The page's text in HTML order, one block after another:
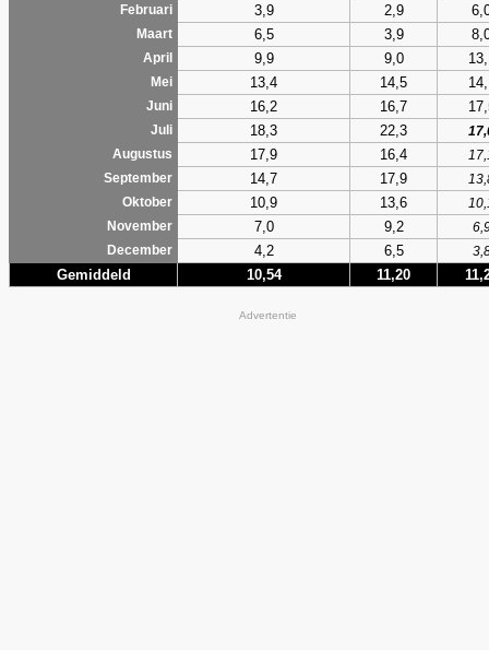
Februari 3,9 2,9
Maart 6,5 3,9
April 9,9 9,0
Mei 13,4 14,5
Juni 16,2 16,7
Juli 18,3 22,3
Augustus
17,9 16,4
September
14,7 17,9
Oktober
10,9 13,6
November
7,0 9,2
December
4,2 6,5
Gemiddeld 10,54 11,20
Advertentie